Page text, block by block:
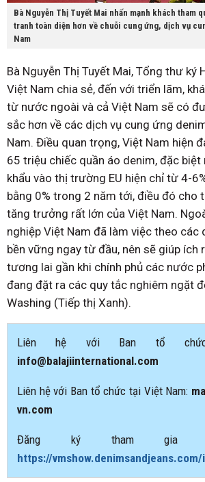
Bà Nguyễn Thị Tuyết Mai nhấn mạnh khách tham
tranh toàn diện hơn về chuỗi cung ứng, dịch vụ
Nam
Bà Nguyễn Thị Tuyết Mai, Tổng thư ký
Việt Nam chia sẻ, đến với triển lãm,
từ nước ngoài và cả Việt Nam sẽ có
sắc hơn về các dịch vụ cung ứng
Nam. Điều quan trọng, Việt Nam hiện
65 triệu chiếc quần áo denim, đặc
khẩu vào thị trường EU hiện chỉ từ 4-
bằng 0% trong 2 năm tới, điều đó cho
tăng trưởng rất lớn của Việt Nam.
nghiệp Việt Nam đã làm việc theo các
bền vững ngay từ đầu, nên sẽ giúp ích
tương lai gần khi chính phủ các nước
đang đặt ra các quy tắc nghiêm ngặt
Washing (Tiếp thị Xanh).
Liên hệ với Ban tổ
info@balajiinternational.com
Liên hệ với Ban tổ chức tại Việt Nam:
vn.com
Đăng ký tham gia
https://